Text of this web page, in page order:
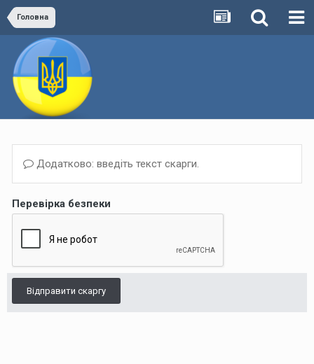
Головна
Додатково: введіть текст скарги.
Перевірка безпеки
Відправити скаргу